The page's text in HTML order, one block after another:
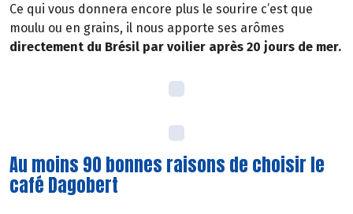
Ce qui vous donnera encore plus le sourire c’est que
moulu ou en grains, il nous apporte ses arômes
directement du Brésil par voilier après 20 jours de mer.
Au moins 90 bonnes raisons de choisir le
café Dagobert